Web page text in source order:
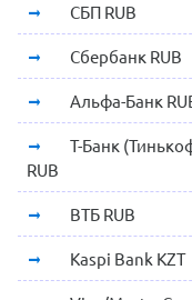
СБП RUB
Сбербанк RUB
Альфа-Банк
Т-Банк
RUB
ВТБ RUB
Kaspi Bank KZT